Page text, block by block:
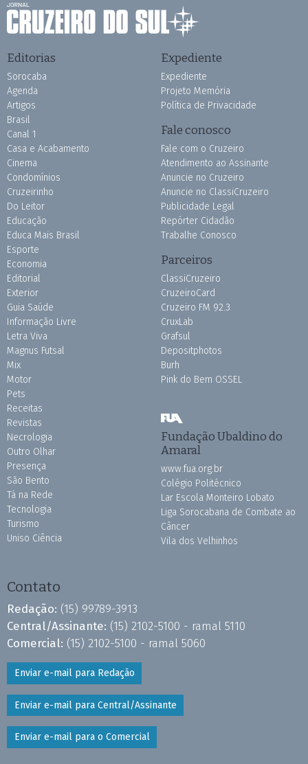
Editorias
Sorocaba
Agenda
Artigos
Brasil
Canal 1
Casa e Acabamento
Cinema
Condomínios
Cruzeirinho
Do Leitor
Educação
Educa Mais Brasil
Esporte
Economia
Editorial
Exterior
Guia Saúde
Informação Livre
Letra Viva
Magnus Futsal
Mix
Motor
Pets
Receitas
Revistas
Necrologia
Outro Olhar
Presença
São Bento
Tá na Rede
Tecnologia
Turismo
Uniso Ciência
Expediente
Expediente
Projeto Memória
Política de Privacidade
Fale conosco
Fale com o Cruzeiro
Atendimento ao Assinante
Anuncie no Cruzeiro
Anuncie no ClassiCruzeiro
Publicidade Legal
Repórter Cidadão
Trabalhe Conosco
Parceiros
ClassiCruzeiro
CruzeiroCard
Cruzeiro FM 92.3
CruxLab
Grafsul
Depositphotos
Burh
Pink do Bem OSSEL
Fundação Ubaldino do
Amaral
www.fua.org.br
Colégio Politécnico
Lar Escola Monteiro Lobato
Liga Sorocabana de Combate ao
Câncer
Vila dos Velhinhos
Contato
Redação: (15) 99789-3913
Central/Assinante: (15) 2102-5100 - ramal 5110
Comercial: (15) 2102-5100 - ramal 5060
Enviar e-mail para Redação
Enviar e-mail para Central/Assinante
Enviar e-mail para o Comercial